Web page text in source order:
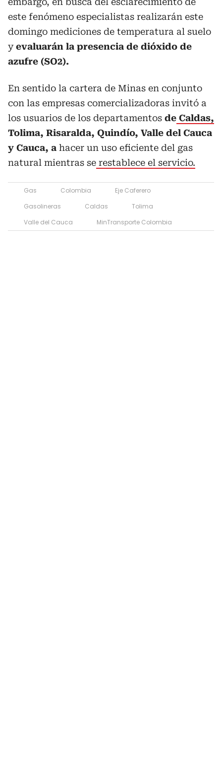
este fenómeno especialistas realizarán este
domingo mediciones de temperatura al suelo
yevaluarán la presencia de dióxido de
azufre (SO2).
En sentido la cartera de Minas en conjunto
con las empresas comercializadoras invitó a
los usuarios de los departamentos de Caldas,
Tolima, Risaralda, Quindío, Valle del Cauca
y Cauca, a hacer un uso eficiente del gas
natural mientras se restablece el servicio.
Gas Colombia
Eje Caferero
Gasolineras
Caldas
Tolima
Valle del Cauca
MinTransporte Colombia